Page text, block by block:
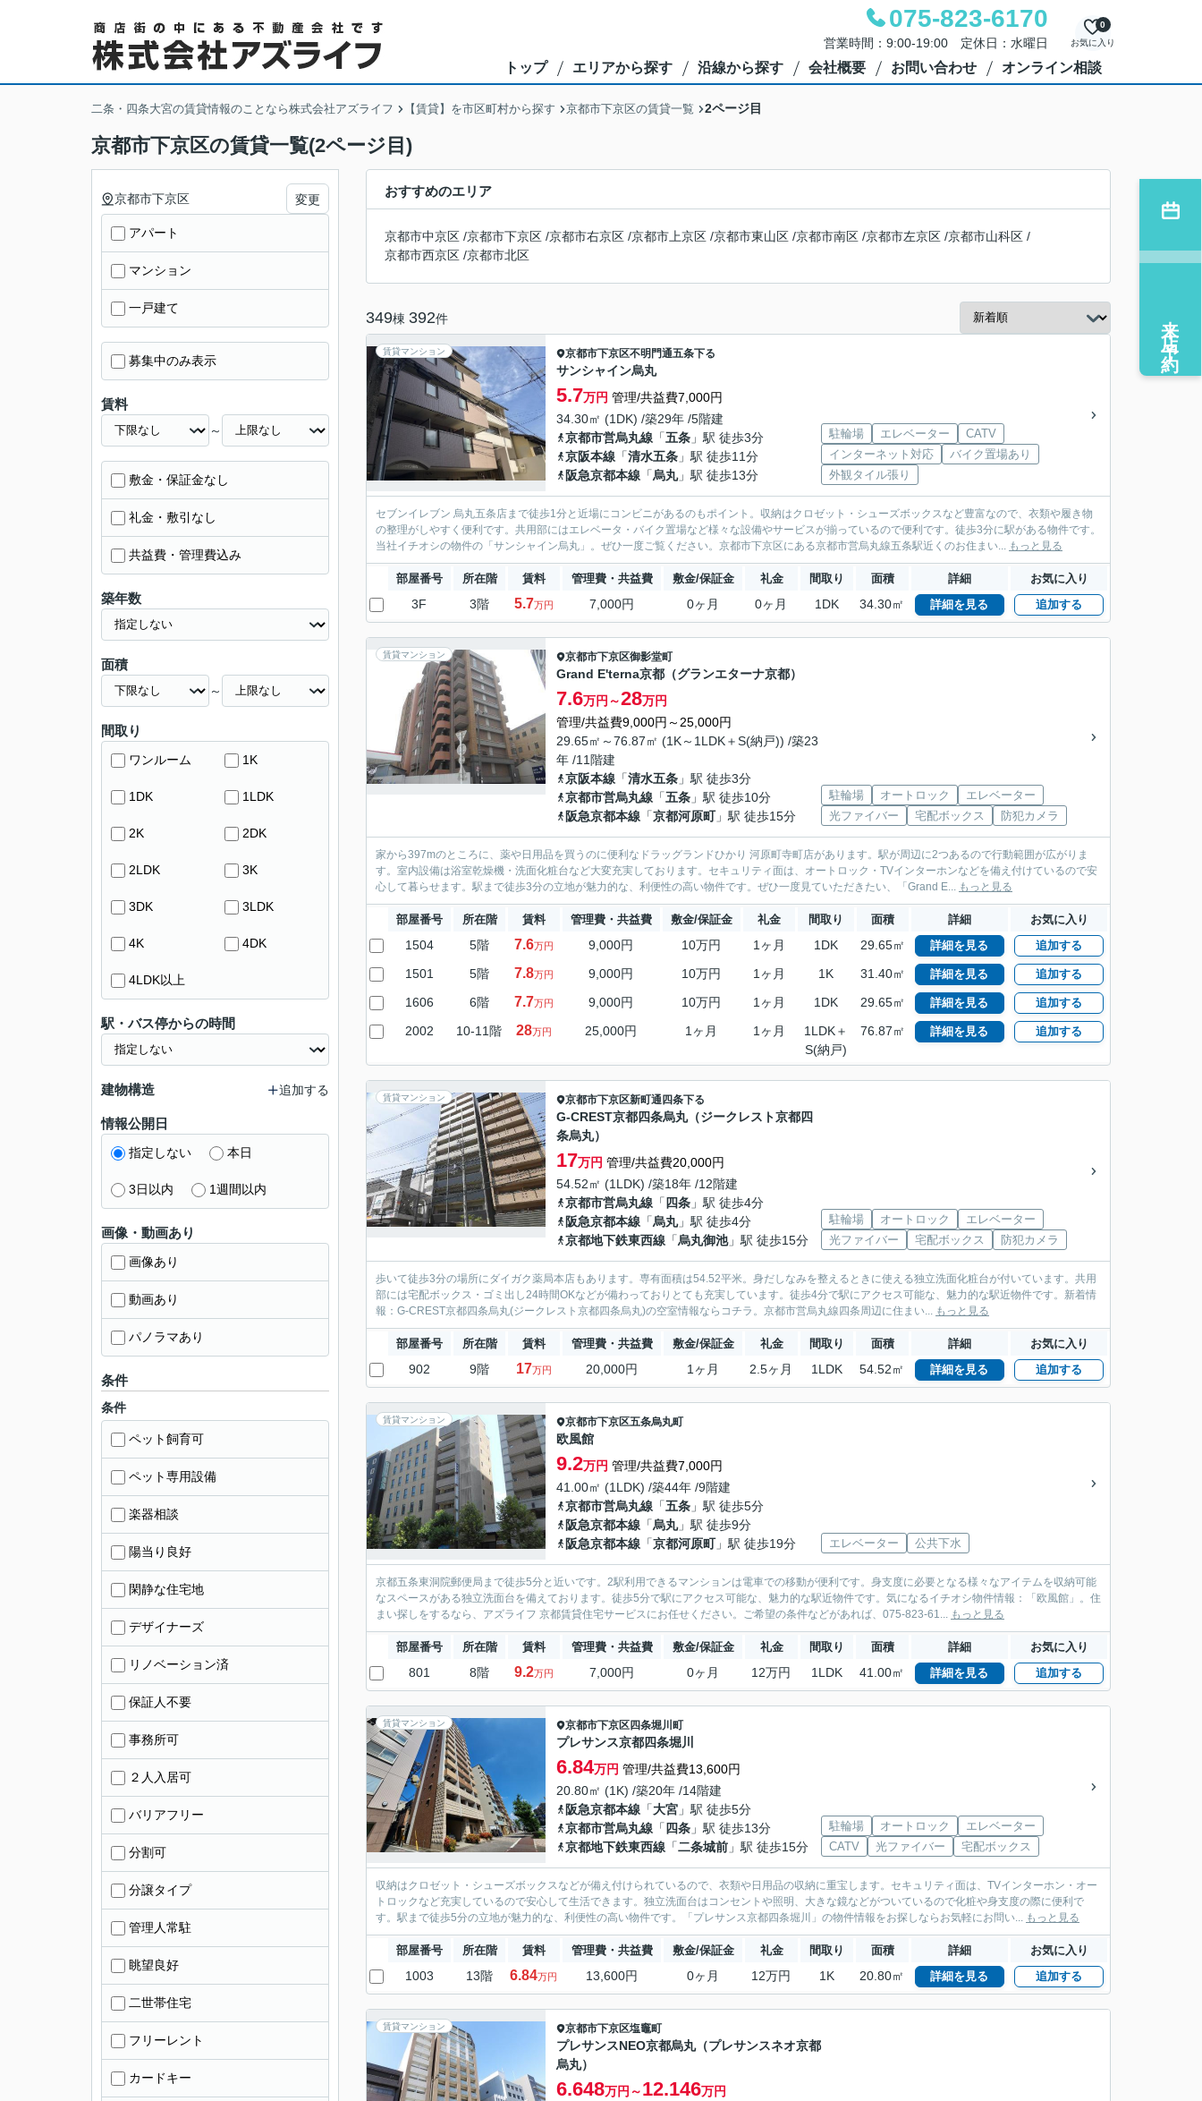
075-823-6170
営業時間：9:00-19:00 定休日：水曜日 お気に入り
0
トップ エリアから探す 沿線から探す 会社概要 お問い合わせ オンライン相談
二条・四条大宮の賃貸情報のことなら株式会社アズライフ 【賃貸】を市区町村から探す 京都市下京区の賃貸一覧 2ページ目
京都市下京区の賃貸一覧(2ページ目)
おすすめのエリア
京都市中京区 /京都市下京区 /京都市右京区 /京都市上京区 /京都市東山区 /京都市南区 /京都市左京区 /京都市山科区 /
京都市西京区 /京都市北区
349棟 392件
賃貸マンション 京都市下京区不明門通五条下る
サンシャイン烏丸
5.7万円 管理/共益費7,000円
34.30㎡ (1DK) /築29年 /5階建
京都市営烏丸線 「五条 」駅 徒歩3分
京阪本線 「清水五条 」駅 徒歩11分
阪急京都本線 「烏丸」駅 徒歩13分
駐輪場 エレベーター
CATV
インターネット対応
バイク置場あり
外観タイル張り
セブンイレブン 烏丸五条店まで徒歩1分と近場にコンビニがあるのもポイント。収納はクロゼット・シューズボックスなど豊富なので、衣類や履き物
の整理がしやすく便利です。共用部にはエレベータ・バイク置場など様々な設備やサービスが揃っているので便利です。徒歩3分に駅がある物件です。
当社イチオシの物件の「サンシャイン烏丸」。ぜひ一度ご覧ください。京都市下京区にある京都市営烏丸線五条駅近くのお住まい... もっと見る
部屋番号 所在階 賃料 管理費・共益費 敷金/保証金 礼金 間取り 面積 詳細 お気に入り
3F 3階 5.7万円 7,000円 0ヶ月 0ヶ月 1DK 34.30㎡ 詳細を見る 追加する
賃貸マンション 京都市下京区御影堂町
Grand E'terna京都（グランエターナ京都）
7.6万円～28万円
管理/共益費9,000円～25,000円
29.65㎡～76.87㎡ (1K～1LDK＋S(納戸)) /築23
年 /11階建
京阪本線 「清水五条 」駅 徒歩3分
京都市営烏丸線 「五条 」駅 徒歩10分
阪急京都本線 「京都河原町」駅 徒歩15分
駐輪場 オートロック
エレベーター
光ファイバー
宅配ボックス 防犯カメラ
家から397mのところに、薬や日用品を買うのに便利なドラッグランドひかり 河原町寺町店があります。駅が周辺に2つあるので行動範囲が広がりま
す。室内設備は浴室乾燥機・洗面化粧台など大変充実しております。セキュリティ面は、オートロック・TVインターホンなどを備え付けているので安
心して暮らせます。駅まで徒歩3分の立地が魅力的な、利便性の高い物件です。ぜひ一度見ていただきたい、「Grand E... もっと見る
部屋番号 所在階 賃料 管理費・共益費 敷金/保証金 礼金 間取り 面積 詳細 お気に入り
1504 5階 7.6万円 9,000円 10万円 1ヶ月 1DK 29.65㎡ 詳細を見る 追加する
1501 5階 7.8万円 9,000円 10万円 1ヶ月 1K 31.40㎡ 詳細を見る 追加する
1606 6階 7.7万円 9,000円 10万円 1ヶ月 1DK 29.65㎡ 詳細を見る 追加する
2002 10-11階 28万円 25,000円 1ヶ月 1ヶ月
1LDK＋
S(納戸)
76.87㎡ 詳細を見る 追加する
賃貸マンション 京都市下京区新町通四条下る
G-CREST京都四条烏丸（ジークレスト京都四
条烏丸）
17万円 管理/共益費20,000円
54.52㎡ (1LDK) /築18年 /12階建
京都市営烏丸線 「 四条 」駅 徒歩4分
阪急京都本線 「烏丸」駅 徒歩4分
京都地下鉄東西線 「烏丸御池」駅 徒歩15分
駐輪場 オートロック
エレベーター
光ファイバー
宅配ボックス 防犯カメラ
歩いて徒歩3分の場所にダイガク薬局本店もあります。専有面積は54.52平米。身だしなみを整えるときに使える独立洗面化粧台が付いています。共用
部には宅配ボックス・ゴミ出し24時間OKなどが備わっておりとても充実しています。徒歩4分で駅にアクセス可能な、魅力的な駅近物件です。新着情
報：G-CREST京都四条烏丸(ジークレスト京都四条烏丸)の空室情報ならコチラ。京都市営烏丸線四条周辺に住まい... もっと見る
部屋番号 所在階 賃料 管理費・共益費 敷金/保証金 礼金 間取り 面積 詳細 お気に入り
902 9階 17万円 20,000円 1ヶ月 2.5ヶ月 1LDK 54.52㎡ 詳細を見る 追加する
賃貸マンション 京都市下京区五条烏丸町
欧風館
9.2万円 管理/共益費7,000円
41.00㎡ (1LDK) /築44年 /9階建
京都市営烏丸線 「五条 」駅 徒歩5分
阪急京都本線 「烏丸」駅 徒歩9分
阪急京都本線 「京都河原町」駅 徒歩19分 エレベーター 公共下水
京都五条東洞院郵便局まで徒歩5分と近いです。2駅利用できるマンションは電車での移動が便利です。身支度に必要となる様々なアイテムを収納可能
なスペースがある独立洗面台を備えております。徒歩5分で駅にアクセス可能な、魅力的な駅近物件です。気になるイチオシ物件情報：「欧風館」。住
まい探しをするなら、アズライフ 京都賃貸住宅サービスにお任せください。ご希望の条件などがあれば、075-823-61... もっと見る
部屋番号 所在階 賃料 管理費・共益費 敷金/保証金 礼金 間取り 面積 詳細 お気に入り
801 8階 9.2万円 7,000円 0ヶ月 12万円 1LDK 41.00㎡ 詳細を見る 追加する
賃貸マンション 京都市下京区四条堀川町
プレサンス京都四条堀川
6.84万円 管理/共益費13,600円
20.80㎡ (1K) /築20年 /14階建
阪急京都本線 「大宮 」駅 徒歩5分
京都市営烏丸線 「 四条 」駅 徒歩13分
京都地下鉄東西線 「二条城前 」駅 徒歩15分
駐輪場 オートロック
エレベーター
CATV
光ファイバー 宅配ボックス
収納はクロゼット・シューズボックスなどが備え付けられているので、衣類や日用品の収納に重宝します。セキュリティ面は、TVインターホン・オー
トロックなど充実しているので安心して生活できます。独立洗面台はコンセントや照明、大きな鏡などがついているので化粧や身支度の際に便利で
す。駅まで徒歩5分の立地が魅力的な、利便性の高い物件です。「プレサンス京都四条堀川」の物件情報をお探しならお気軽にお問い... もっと見る
部屋番号 所在階 賃料 管理費・共益費 敷金/保証金 礼金 間取り 面積 詳細 お気に入り
1003 13階 6.84万円 13,600円 0ヶ月 12万円 1K 20.80㎡ 詳細を見る 追加する
賃貸マンション 京都市下京区塩竈町
プレサンスNEO京都烏丸（プレサンスネオ京都
烏丸）
6.648万円～12.146万円
京都市下京区 変更
アパート
マンション
一戸建て
募集中のみ表示
賃料
～
敷金・保証金なし
礼金・敷引なし
共益費・管理費込み
築年数
面積
～
間取り
ワンルーム 1K
1DK 1LDK
2K 2DK
2LDK 3K
3DK 3LDK
4K 4DK
4LDK以上
駅・バス停からの時間
建物構造 追加する
情報公開日
指定しない 本日
3日以内 1週間以内
画像・動画あり
画像あり
動画あり
パノラマあり
条件
条件
ペット飼育可
ペット専用設備
楽器相談
陽当り良好
閑静な住宅地
デザイナーズ
リノベーション済
保証人不要
事務所可
２人入居可
バリアフリー
分割可
分譲タイプ
管理人常駐
眺望良好
二世帯住宅
フリーレント
カードキー
来店予約